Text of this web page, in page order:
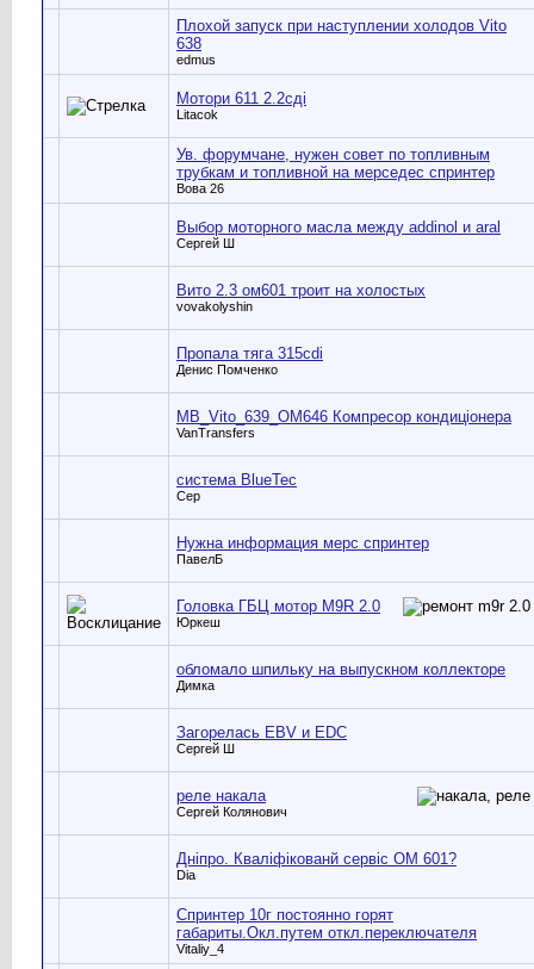
Плохой запуск при наступлении холодов Vito
638
edmus
Мотори 611 2.2сді
Litacok
Ув. форумчане, нужен совет по топливным
трубкам и топливной на мерседес спринтер
Вова 26
Выбор моторного масла между addinol и aral
Сергей Ш
Вито 2.3 ом601 троит на холостых
vovakolyshin
Пропала тяга 315cdi
Денис Помченко
MB_Vito_639_OM646 Компресор кондиціонера
VanTransfers
система BlueTec
Сер
Нужна информация мерс спринтер
ПавелБ
Головка ГБЦ мотор M9R 2.0
Юркеш
обломало шпильку на выпускном коллекторе
Димка
Загорелась EBV и EDC
Сергей Ш
реле накала
Сергей Колянович
Дніпро. Кваліфікованй сервіс ОМ 601?
Dia
Спринтер 10г постоянно горят
габариты.Окл.путем откл.переключателя
Vitaliy_4